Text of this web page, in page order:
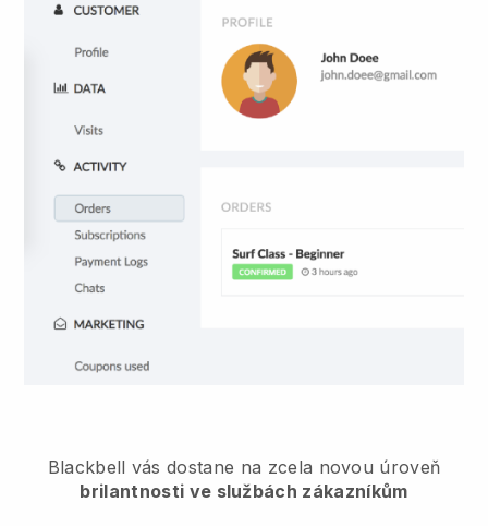
Blackbell vás dostane na zcela novou úroveň
brilantnosti ve službách zákazníkům